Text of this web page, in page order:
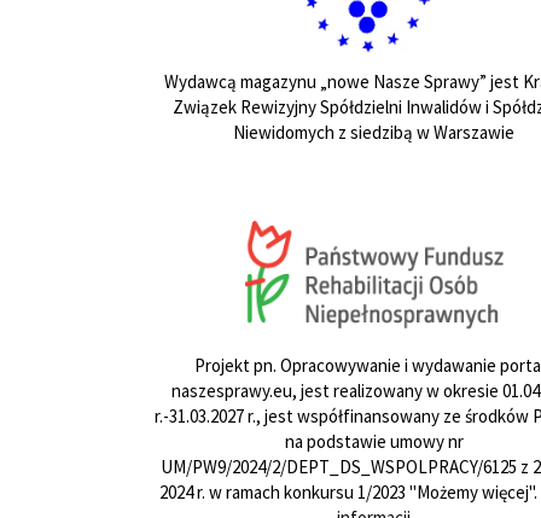
Wydawcą magazynu „nowe Nasze Sprawy” jest
Związek Rewizyjny Spółdzielni Inwalidów i
Niewidomych z siedzibą w Warszawie
Projekt pn. Opracowywanie i wydawanie
naszesprawy.eu, jest realizowany w okresie
r.-31.03.2027 r., jest współfinansowany ze środków
na podstawie umowy nr
UM/PW9/2024/2/DEPT_DS_WSPOLPRACY/6125 z
2024 r. w ramach konkursu 1/2023 "Możemy więcej".